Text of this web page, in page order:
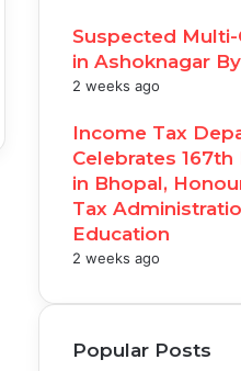
Suspected
in Ashoknagar
2 weeks ago
Income Tax
Celebrates
in Bhopal,
Tax
Education
2 weeks ago
Popular Posts